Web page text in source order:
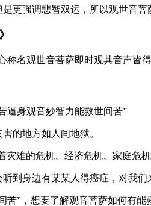
更强调悲智双运，所以观世音
称名观世音菩萨即时观其音声皆
逼身观音妙智力能救世间苦”
的地方如人间地狱。
难的危机、经济危机、家庭危
到身边有某某人得癌症，对我们
苦”，想要了解观音菩萨如何有